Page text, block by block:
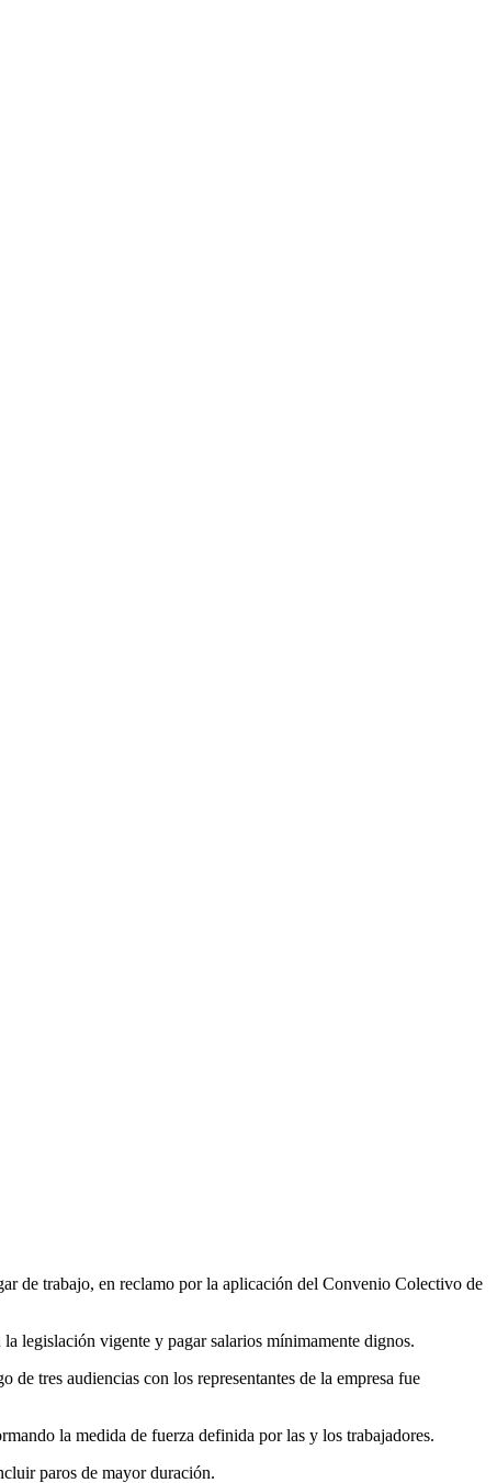
de trabajo, en reclamo por la aplicación del Convenio Colectivo de
legislación vigente y pagar salarios mínimamente dignos.
tres audiencias con los representantes de la empresa fue
la medida de fuerza definida por las y los trabajadores.
paros de mayor duración.